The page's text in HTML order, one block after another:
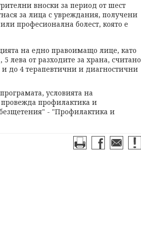
вноски за период от шест
за лица с увреждания, получени
професионална болест, която е
на едно правоимащо лице, като
лева от разходите за храна, считано
до 4 терапевтични и диагностични
условията на
провежда профилактика и
- "Профилактика и